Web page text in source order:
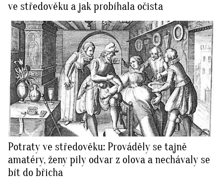
ve středověku a jak probíhala očista
Potraty ve středověku: Prováděly se tajně
amatéry, ženy pily odvar z olova a nechávaly se
bít do břicha